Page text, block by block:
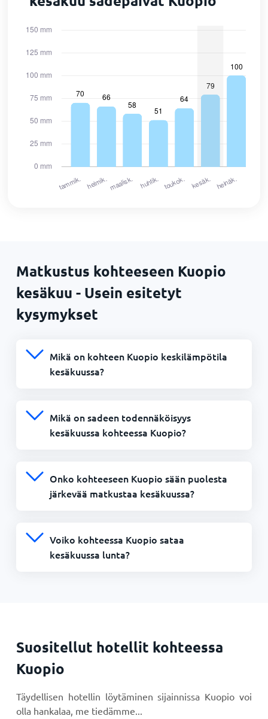
Matkustus kohteeseen Kuopio
kesäkuu - Usein esitetyt
kysymykset
Mikä on kohteen Kuopio keskilämpötila
kesäkuussa?
Mikä on sadeen todennäköisyys
kesäkuussa kohteessa Kuopio?
Onko kohteeseen Kuopio sään puolesta
järkevää matkustaa kesäkuussa?
Voiko kohteessa Kuopio sataa
kesäkuussa lunta?
Suositellut hotellit kohteessa
Kuopio
Täydellisen hotellin löytäminen sijainnissa Kuopio voi
olla hankalaa, me tiedämme...